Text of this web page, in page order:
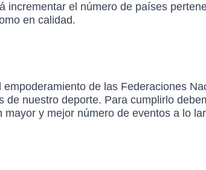
incrementar el número de países
en calidad.
de las Federaciones
nuestro deporte. Para cumplirlo
y mejor número de eventos a lo